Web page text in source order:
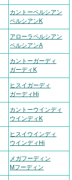
カントーペルシアン
ペルシアンK
アローラペルシアン
ペルシアンA
カントーガーディ
ガーディK
ヒスイガーディ
ガーディHi
カントーウインディ
ウインディK
ヒスイウインディ
ウインディHi
メガフーディン
Mフーディン